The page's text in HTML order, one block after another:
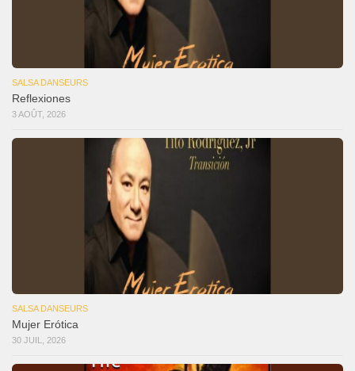
SALSA DANSEURS
Reflexiones
3 AOÛT, 2026
SALSA DANSEURS
Mujer Erótica
30 JUIL, 2026